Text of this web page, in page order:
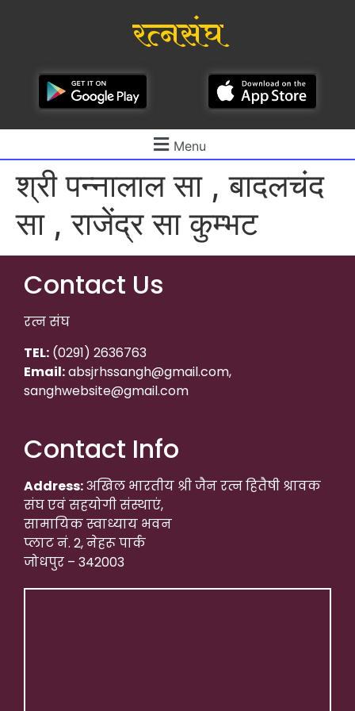
रत्नसंघ
Menu
श्री पन्नालाल सा , बादलचंद
सा , राजेंद्र सा कुम्भट
Contact Us
रत्न संघ
TEL: (0291) 2636763
Email:absjrhssangh@gmail.com,
sanghwebsite@gmail.com
Contact Info
Address:अखिल भारतीय श्री जैन रत्न हितैषी श्रावक
संघ एवं सहयोगी संस्थाएं,
सामायिक स्वाध्याय भवन
प्लाट नं. 2, नेहरू पार्क
जोधपुर – 342003